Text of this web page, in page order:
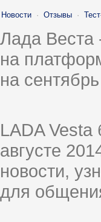
Новости · Отзывы ·
Лада Веста
на
на
LADA
августе
новости,
для